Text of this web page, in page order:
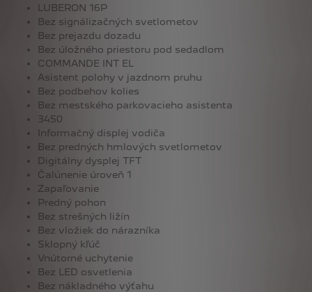
LUBERON 16P
Bez signálizačných svetlometov
Bez prejazdu dozadu
Bez úložného priestoru pod sedadlom
COMMANDE INT EL
Asistent polohy v jazdnom pruhu
Bez podbehov kolies
Bez mestského parkovacieho asistenta
3450
Informačný displej vodiča
Bez predných hmlových svetlometov
Digitálny dysplej TFT
Čalúnenie úroveň 1
Zapaľovanie
Predný pohon
Bez strešných ližín
Bez vložiek do nárazníka
Sklopný kľúč
Vnútorné uchytenie
Bez LED osvetlenia
Bez nákladného výťahu